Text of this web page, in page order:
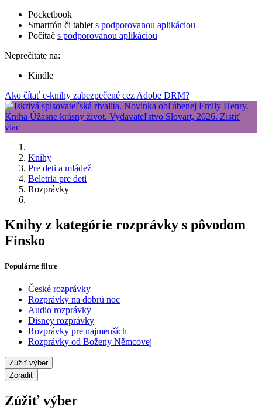
Pocketbook
Smartfón či tablet s podporovanou aplikáciou
Počítač s podporovanou aplikáciou
Neprečítate na:
Kindle
Ako čítať e-knihy zabezpečené cez Adobe DRM?
Knihy
Pre deti a mládež
Beletria pre deti
Rozprávky
Knihy z kategórie rozprávky s pôvodom
Fínsko
Populárne filtre
České rozprávky
Rozprávky na dobrú noc
Audio rozprávky
Disney rozprávky
Rozprávky pre najmenších
Rozprávky od Boženy Němcovej
Zúžiť výber
Zoradiť
Zúžiť výber